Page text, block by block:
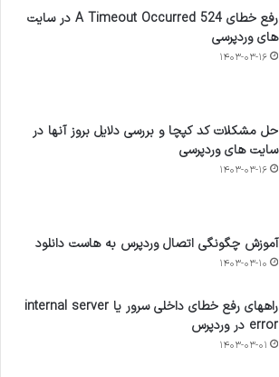
رفع خطای 524 A Timeout Occurred در سایت
های وردپرسی
۱۴۰۳-۰۳-۱۶
حل مشکلات کد کپچا و بررسی دلایل بروز آنها در
سایت های وردپرسی
۱۴۰۳-۰۳-۱۶
آموزش چگونگی اتصال وردپرس به هاست دانلود
۱۴۰۳-۰۳-۱۰
راههای رفع خطای داخلی سرور یا internal server
error در وردپرس
۱۴۰۳-۰۳-۰۱